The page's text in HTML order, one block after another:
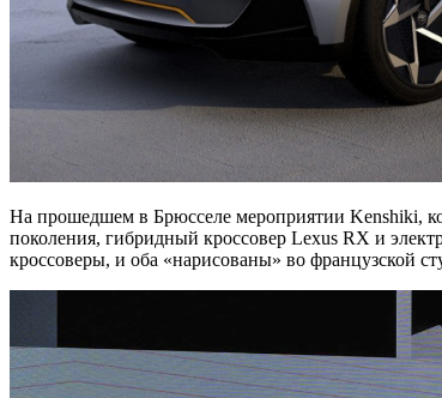
На прошедшем в Брюсселе мероприятии Kenshiki,
поколения, гибридный кроссовер Lexus RX и
кроссоверы, и оба «нарисованы» во французской